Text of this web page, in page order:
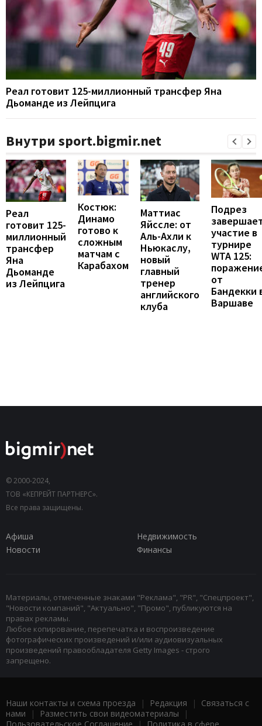
Реал готовит 125-миллионный трансфер Яна
Дьоманде из Лейпцига
Внутри sport.bigmir.net
Реал
готовит 125-
миллионный
трансфер
Яна
Дьоманде
из Лейпцига
Костюк:
Динамо
готово к
сложным
матчам с
Карабахом
Маттиас
Яйссле: от
Аль-Ахли к
Ньюкаслу,
новый
главный
тренер
английского
клуба
Подрез
участие в
турнире
WTA 125:
от
Бандекки
Варшаве
© 2000-2024,
ТОВ «КЕПРЕЙТ ПАРТНЕРС».
Все права защищены.
Афиша
Недвижимость
Новости
Финансы
Материалы, отмеченные знаками "Реклама", "PR", "Спецпроект",
"Новости компаний", "Актуально", "Промо", публикуются на
правах рекламы.
Любое копирование, перепечатка и воспроизведение
фотографических произведений и/или аудиовизуальных
произведений правообладателя Getty Images - строго
запрещено.
Наши контакты и схема проезда | Редакция | Связаться с
нами | Разместить свои видеоматериалы |